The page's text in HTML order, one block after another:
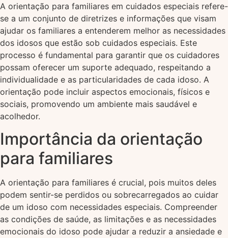
A orientação para familiares em cuidados especiais refere-
se a um conjunto de diretrizes e informações que visam
ajudar os familiares a entenderem melhor as necessidades
dos idosos que estão sob cuidados especiais. Este
processo é fundamental para garantir que os cuidadores
possam oferecer um suporte adequado, respeitando a
individualidade e as particularidades de cada idoso. A
orientação pode incluir aspectos emocionais, físicos e
sociais, promovendo um ambiente mais saudável e
acolhedor.
Importância da orientação
para familiares
A orientação para familiares é crucial, pois muitos deles
podem sentir-se perdidos ou sobrecarregados ao cuidar
de um idoso com necessidades especiais. Compreender
as condições de saúde, as limitações e as necessidades
emocionais do idoso pode ajudar a reduzir a ansiedade e